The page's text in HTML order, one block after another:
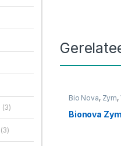
Bio Nova, Zym,
Bionova
(3)
(3)